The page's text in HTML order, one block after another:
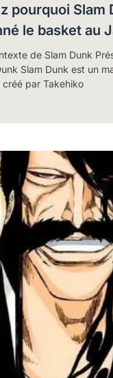
pourquoi Slam
le basket au
de Slam Dunk
Slam Dunk est un
par Takehiko